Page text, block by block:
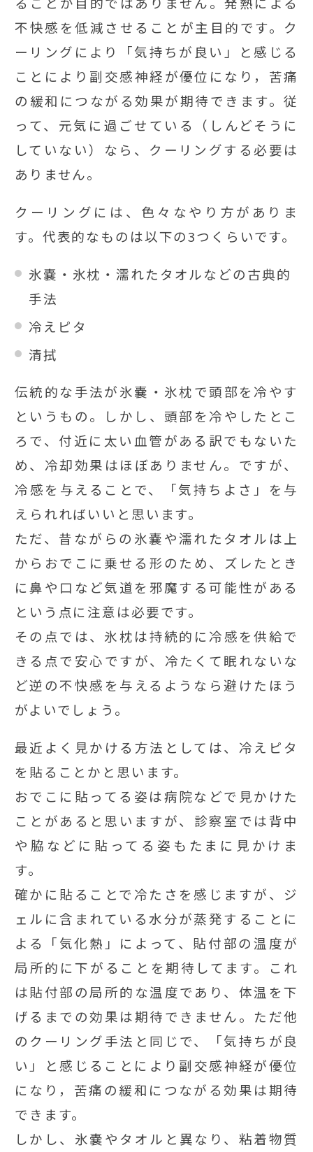
不快感を低減させることが主目的です。ク
ーリングにより「気持ちが良い」と感じる
ことにより副交感神経が優位になり，苦痛
の緩和につながる効果が期待できます。従
って、元気に過ごせている（しんどそうに
していない）なら、クーリングする必要は
ありません。
クーリングには、色々なやり方がありま
す。代表的なものは以下の3つくらいです。
氷嚢・氷枕・濡れたタオルなどの古典的
手法
冷えピタ
清拭
伝統的な手法が氷嚢・氷枕で頭部を冷やす
というもの。しかし、頭部を冷やしたとこ
ろで、付近に太い血管がある訳でもないた
め、冷却効果はほぼありません。ですが、
冷感を与えることで、「気持ちよさ」を与
えられればいいと思います。
ただ、昔ながらの氷嚢や濡れたタオルは上
からおでこに乗せる形のため、ズレたとき
に鼻や口など気道を邪魔する可能性がある
という点に注意は必要です。
その点では、氷枕は持続的に冷感を供給で
きる点で安心ですが、冷たくて眠れないな
ど逆の不快感を与えるようなら避けたほう
がよいでしょう。
最近よく見かける方法としては、冷えピタ
を貼ることかと思います。
おでこに貼ってる姿は病院などで見かけた
ことがあると思いますが、診察室では背中
や脇などに貼ってる姿もたまに見かけま
す。
確かに貼ることで冷たさを感じますが、ジ
ェルに含まれている水分が蒸発することに
よる「気化熱」によって、貼付部の温度が
局所的に下がることを期待してます。これ
は貼付部の局所的な温度であり、体温を下
げるまでの効果は期待できません。ただ他
のクーリング手法と同じで、「気持ちが良
い」と感じることにより副交感神経が優位
になり，苦痛の緩和につながる効果は期待
できます。
しかし、氷嚢やタオルと異なり、粘着物質